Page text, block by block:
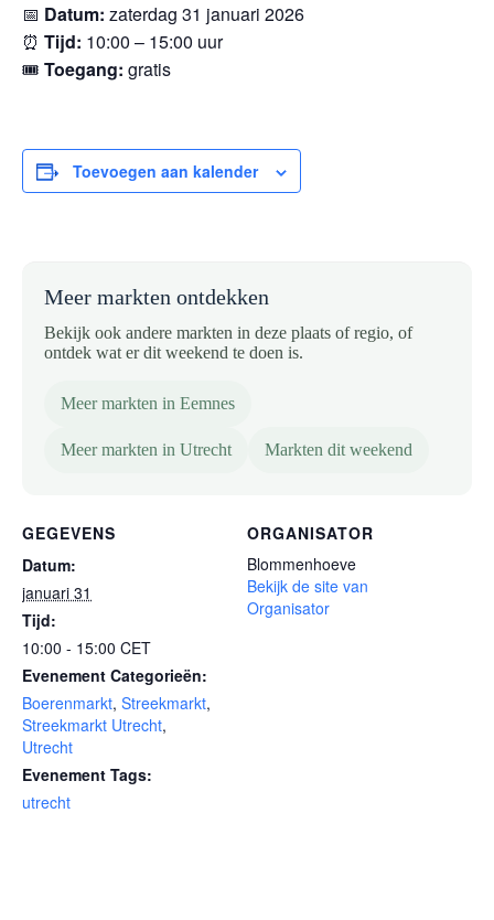
📅 Datum: zaterdag 31 januari 2026
⏰ Tijd: 10:00 – 15:00 uur
🎟 Toegang: gratis
Toevoegen aan kalender
Meer markten ontdekken
Bekijk ook andere markten in deze plaats of regio, of
ontdek wat er dit weekend te doen is.
Meer markten in Eemnes
Meer markten in Utrecht Markten dit weekend
GEGEVENS
Datum:
januari 31
Tijd:
10:00 - 15:00 CET
Evenement Categorieën:
Boerenmarkt, Streekmarkt,
Streekmarkt Utrecht,
Utrecht
Evenement Tags:
utrecht
ORGANISATOR
Blommenhoeve
Bekijk de site van
Organisator